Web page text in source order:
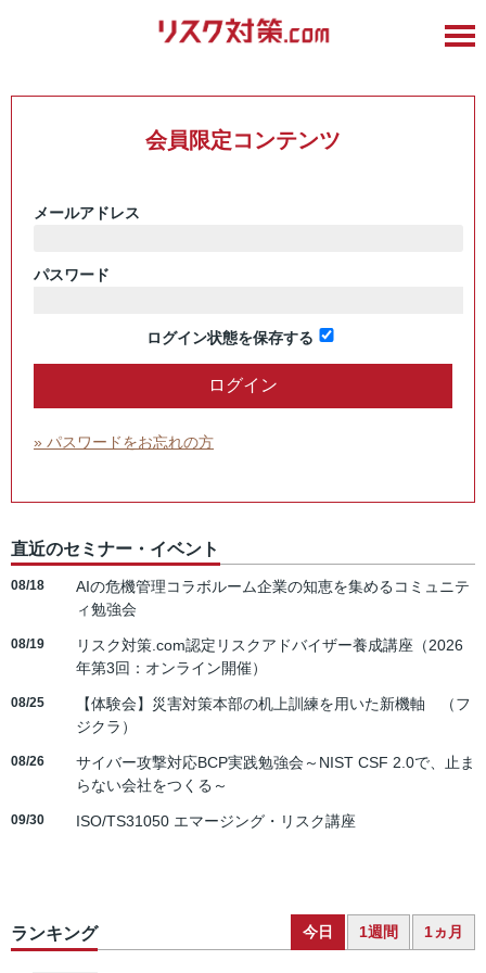
会員限定コンテンツ
メールアドレス
パスワード
ログイン状態を保存する
» パスワードをお忘れの方
直近のセミナー・イベント
08/18
AIの危機管理コラボルーム企業の知恵を集めるコミュニテ
ィ勉強会
08/19
リスク対策.com認定リスクアドバイザー養成講座（2026
年第3回：オンライン開催）
08/25
【体験会】災害対策本部の机上訓練を用いた新機軸 （フ
ジクラ）
08/26
サイバー攻撃対応BCP実践勉強会～NIST CSF 2.0で、止ま
らない会社をつくる～
09/30 ISO/TS31050 エマージング・リスク講座
ランキング 今日 1週間 1ヵ月